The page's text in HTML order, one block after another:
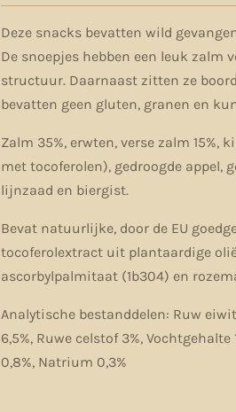
Deze snacks bevatten wild
De snoepjes hebben een leuk zalm
structuur. Daarnaast zitten ze
bevatten geen gluten, granen en
Zalm 35%, erwten, verse zalm 15%,
met tocoferolen), gedroogde appel,
lijnzaad en biergist.
Bevat natuurlijke, door de EU
tocoferolextract uit plantaardige
ascorbylpalmitaat (1b304) en
Analytische bestanddelen: Ruw
6,5%, Ruwe celstof 3%, Vochtgehalte
0,8%, Natrium 0,3%